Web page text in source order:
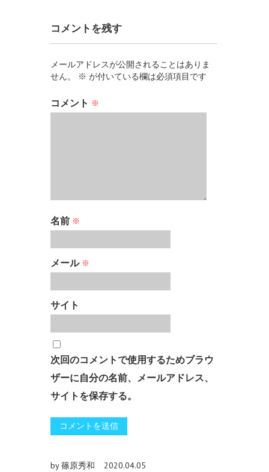
コメントを残す
メールアドレスが公開されることはありま
せん。
※ が付いている欄は必須項目です
コメント ※
名前 ※
メール ※
サイト
次回のコメントで使用するためブラウ
ザーに自分の名前、メールアドレス、
サイトを保存する。
by 篠原秀和
2020.04.05